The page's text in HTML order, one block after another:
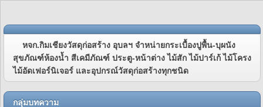
หจก.กิมเชียงวัสดุก่อสร้าง อุบลฯ จำหน่ายกระเบื้องปูพื้น-บุผนัง
สุขภัณฑ์ห้องน้ำ สีเคมีภัณฑ์ ประตู-หน้าต่าง ไม้สัก ไม้ปาร์เก้ ไม้โครง
ไม้อัดเฟอร์นิเจอร์ และอุปกรณ์วัสดุก่อสร้างทุกชนิด
กลุ่มบทความ